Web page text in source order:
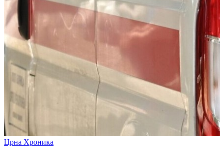
Црна Хроника